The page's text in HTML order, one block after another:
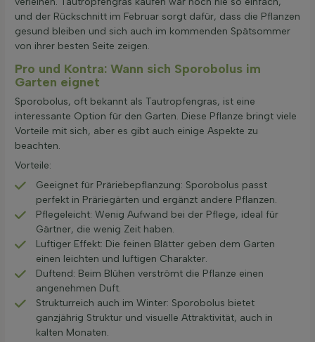
und der Rückschnitt im Februar sorgt dafür, dass die Pflanzen
gesund bleiben und sich auch im kommenden Spätsommer
von ihrer besten Seite zeigen.
Pro und Kontra: Wann sich Sporobolus im
Garten eignet
Sporobolus, oft bekannt als Tautropfengras, ist eine
interessante Option für den Garten. Diese Pflanze bringt viele
Vorteile mit sich, aber es gibt auch einige Aspekte zu
beachten.
Vorteile:
Geeignet für Präriebepflanzung: Sporobolus passt
perfekt in Präriegärten und ergänzt andere Pflanzen.
Pflegeleicht: Wenig Aufwand bei der Pflege, ideal für
Gärtner, die wenig Zeit haben.
Luftiger Effekt: Die feinen Blätter geben dem Garten
einen leichten und luftigen Charakter.
Duftend: Beim Blühen verströmt die Pflanze einen
angenehmen Duft.
Strukturreich auch im Winter: Sporobolus bietet
ganzjährig Struktur und visuelle Attraktivität, auch in
kalten Monaten.